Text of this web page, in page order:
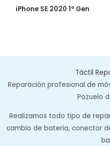
iPhone SE 2020 1ª Gen
Táctil
Reparación profesional de
Pozuelo
Realizamos todo tipo de
cambio de bateria, conector